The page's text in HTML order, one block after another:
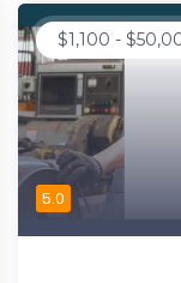
$1,100 - $
5.0